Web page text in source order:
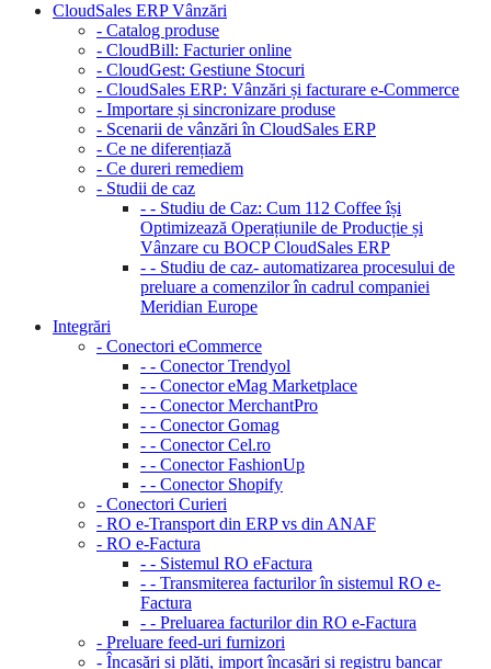
CloudSales ERP Vânzări
- Catalog produse
- CloudBill: Facturier online
- CloudGest: Gestiune Stocuri
- CloudSales ERP: Vânzări și facturare e-Commerce
- Importare și sincronizare produse
- Scenarii de vânzări în CloudSales ERP
- Ce ne diferențiază
- Ce dureri remediem
- Studii de caz
- - Studiu de Caz: Cum 112 Coffee își
Optimizează Operațiunile de Producție și
Vânzare cu BOCP CloudSales ERP
- - Studiu de caz- automatizarea procesului de
preluare a comenzilor în cadrul companiei
Meridian Europe
Integrări
- Conectori eCommerce
- - Conector Trendyol
- - Conector eMag Marketplace
- - Conector MerchantPro
- - Conector Gomag
- - Conector Cel.ro
- - Conector FashionUp
- - Conector Shopify
- Conectori Curieri
- RO e-Transport din ERP vs din ANAF
- RO e-Factura
- - Sistemul RO eFactura
- - Transmiterea facturilor în sistemul RO e-
Factura
- - Preluarea facturilor din RO e-Factura
- Preluare feed-uri furnizori
- Încasări și plăți, import încasări și registru bancar